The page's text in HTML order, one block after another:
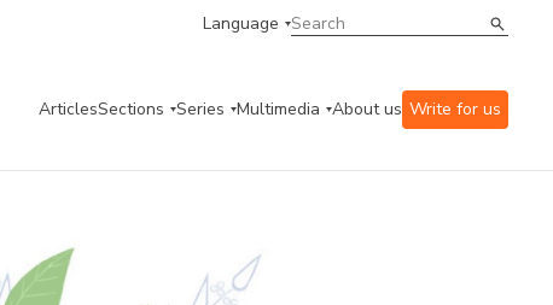
Language
ArticlesSections Series Multimedia About us Write for us